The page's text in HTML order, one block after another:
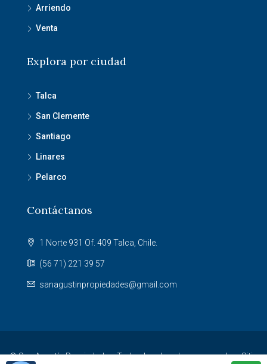
Arriendo
Venta
Explora por ciudad
Talca
San Clemente
Santiago
Linares
Pelarco
Contáctanos
1 Norte 931 Of. 409 Talca, Chile.
(56 71) 221 39 57
sanagustinpropiedades@gmail.com
© San Agustín Propiedades. Todos los derechos reservados. Sitio